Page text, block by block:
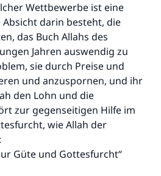
Wettbewerbe ist eine
Absicht darin besteht, die
das Buch Allahs des
Jahren auswendig zu
sie durch Preise und
und anzuspornen, und ihr
den Lohn und die
zur gegenseitigen Hilfe im
wie Allah der
Güte und Gottesfurcht“
110845 rettete eine
Ehe.
Arbeit von Islam Q&A
Segen und Frieden auf
ihm- sagte:
aufruft, hat den Lohn
der sie durchführt."